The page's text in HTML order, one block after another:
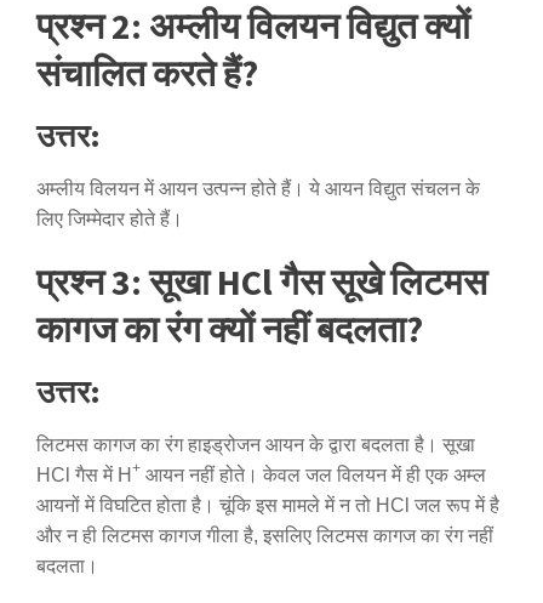
प्रश्न 2: अम्लीय विलयन विद्युत क्यों
संचालित करते हैं?
उत्तर:
अम्लीय विलयन में आयन उत्पन्न होते हैं। ये आयन विद्युत संचलन के
लिए जिम्मेदार होते हैं।
प्रश्न 3: सूखा HCl गैस सूखे लिटमस
कागज का रंग क्यों नहीं बदलता?
उत्तर:
लिटमस कागज का रंग हाइड्रोजन आयन के द्वारा बदलता है। सूखा
HCl गैस में H + आयन नहीं होते। केवल जल विलयन में ही एक अम्ल
आयनों में विघटित होता है। चूंकि इस मामले में न तो HCl जल रूप में है
और न ही लिटमस कागज गीला है, इसलिए लिटमस कागज का रंग नहीं
बदलता।